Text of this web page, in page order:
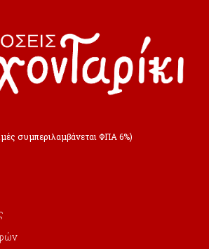
συμπεριλαμβάνεται ΦΠΑ 6%)